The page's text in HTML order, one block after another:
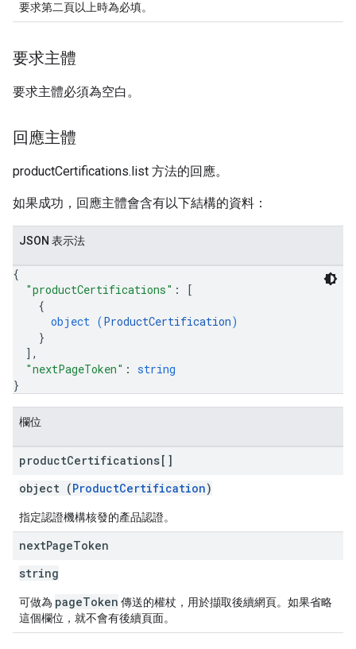
要求第二頁以上時為必填。
要求主體
要求主體必須為空白。
回應主體
productCertifications.list 方法的回應。
如果成功，回應主體會含有以下結構的資料：
JSON 表示法
{
"productCertifications" :
[
{
object (ProductCertification)
}
] ,
"nextPageToken" : string
}
欄位
productCertifications[]
object (ProductCertification)
指定認證機構核發的產品認證。
nextPageToken
string
可做為 pageToken 傳送的權杖，用於擷取後續網頁。如果省略
這個欄位，就不會有後續頁面。